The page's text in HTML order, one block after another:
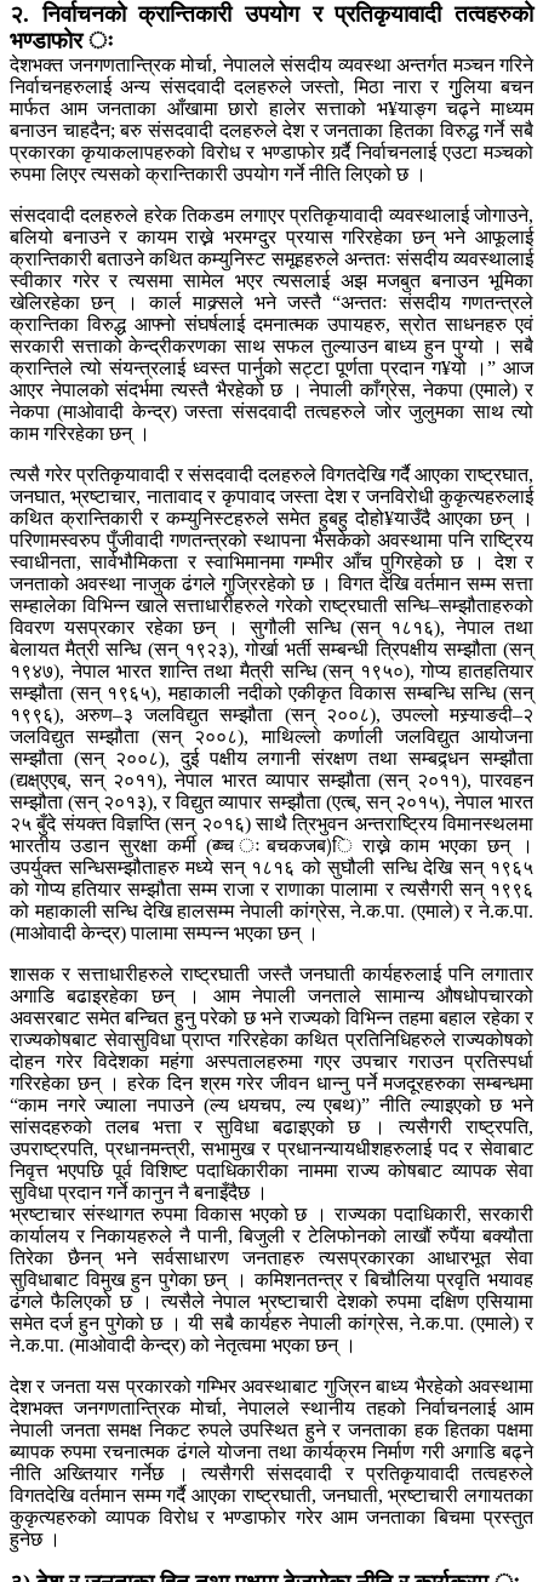
२. निर्वाचनको क्रान्तिकारी उपयोग र प्रतिकृयावादी तत्वहरुको
भण्डाफोर ः
देशभक्त जनगणतान्त्रिक मोर्चा, नेपालले संसदीय व्यवस्था अन्तर्गत मञ्चन गरिने
निर्वाचनहरुलाई अन्य संसदवादी दलहरुले जस्तो, मिठा नारा र गुुलिया बचन
मार्फत आम जनताका आँखामा छारो हालेर सत्ताको भ¥याङ्ग चढ्ने माध्यम
बनाउन चाहदैन; बरु संसदवादी दलहरुले देश र जनताका हितका विरुद्ध गर्ने सबै
प्रकारका कृयाकलापहरुको विरोध र भण्डाफोर गर्र्दै निर्वाचनलाई एउटा मञ्चको
रुपमा लिएर त्यसको क्रान्तिकारी उपयोग गर्ने नीति लिएको छ ।
संसदवादी दलहरुले हरेक तिकडम लगाएर प्रतिकृयावादी व्यवस्थालाई जोगाउने,
बलियो बनाउने र कायम राख्ने भरमग्दुर प्रयास गरिरहेका छन् भने आफूलाई
क्रान्तिकारी बताउने कथित कम्युनिस्ट समूहहरुले अन्ततः संसदीय व्यवस्थालाई
स्वीकार गरेर र त्यसमा सामेल भएर त्यसलाई अझ मजबुत बनाउन भूमिका
खेलिरहेका छन् । कार्ल माक्र्सले भने जस्तै “अन्ततः संसदीय गणतन्त्रले
क्रान्तिका विरुद्ध आफ्नो संघर्षलाई दमनात्मक उपायहरु, स्रोत साधनहरु एवं
सरकारी सत्ताको केन्द्रीकरणका साथ सफल तुल्याउन बाध्य हुन पुग्यो । सबै
क्रान्तिले त्यो संयन्त्रलाई ध्वस्त पार्नुको सट्टा पूर्णता प्रदान ग¥यो ।” आज
आएर नेपालको संदर्भमा त्यस्तै भैरहेको छ । नेपाली काँग्रेस, नेकपा (एमाले) र
नेकपा (माओवादी केन्द्र) जस्ता संसदवादी तत्वहरुले जोर जुलुमका साथ त्यो
काम गरिरहेका छन् ।
त्यसै गरेर प्रतिकृयावादी र संसदवादी दलहरुले विगतदेखि गर्दै आएका राष्ट्रघात,
जनघात, भ्रष्टाचार, नातावाद र कृपावाद जस्ता देश र जनविरोधी कुकृत्यहरुलाई
कथित क्रान्तिकारी र कम्युनिस्टहरुले समेत हुबहु दोेहो¥याउँदै आएका छन् ।
परिणामस्वरुप पुँजीवादी गणतन्त्रको स्थापना भैसकेको अवस्थामा पनि राष्ट्रिय
स्वाधीनता, सार्वभौमिकता र स्वाभिमानमा गम्भीर आँच पुगिरहेको छ । देश र
जनताको अवस्था नाजुक ढंगले गुज्रिरहेको छ । विगत देखि वर्तमान सम्म सत्ता
सम्हालेका विभिन्न खाले सत्ताधारीहरुले गरेको राष्ट्रघाती सन्धि–सम्झौताहरुको
विवरण यसप्रकार रहेका छन् । सुगौली सन्धि (सन् १८१६), नेपाल तथा
बेलायत मैत्री सन्धि (सन् १९२३), गोर्खा भर्ती सम्बन्धी त्रिपक्षीय सम्झौता (सन्
१९४७), नेपाल भारत शान्ति तथा मैत्री सन्धि (सन् १९५०), गोप्य हातहतियार
सम्झौता (सन् १९६५), महाकाली नदीको एकीकृत विकास सम्बन्धि सन्धि (सन्
१९९६), अरुण–३ जलविद्युत सम्झौता (सन् २००८), उपल्लो मस्र्याङदी–२
जलविद्युत सम्झौता (सन् २००८), माथिल्लो कर्णाली जलविद्युत आयोजना
सम्झौता (सन् २००८), दुई पक्षीय लगानी संरक्षण तथा सम्बद्र्धन सम्झौता
(द्यक्ष्एएब्, सन् २०११), नेपाल भारत व्यापार सम्झौता (सन् २०११), पारवहन
सम्झौता (सन् २०१३), र विद्युत व्यापार सम्झौता (एत्ब्, सन् २०१५), नेपाल भारत
२५ बुँदे संयक्त विज्ञप्ति (सन् २०१६) साथै त्रिभुवन अन्तराष्ट्रिय विमानस्थलमा
भारतीय उडान सुरक्षा कर्मी (ब्ष्च ःबचकजब)ि राख्ने काम भएका छन् ।
उपर्युक्त सन्धिसम्झौताहरु मध्ये सन् १८१६ को सुघौली सन्धि देखि सन् १९६५
को गोप्य हतियार सम्झौता सम्म राजा र राणाका पालामा र त्यसैगरी सन् १९९६
को महाकाली सन्धि देखि हालसम्म नेपाली कांग्रेस, ने.क.पा. (एमाले) र ने.क.पा.
(माओवादी केन्द्र) पालामा सम्पन्न भएका छन् ।
शासक र सत्ताधारीहरुले राष्ट्रघाती जस्तै जनघाती कार्यहरुलाई पनि लगातार
अगाडि बढाइरहेका छन् । आम नेपाली जनताले सामान्य औषधोपचारको
अवसरबाट समेत बन्चित हुनु परेको छ भने राज्यको विभिन्न तहमा बहाल रहेका र
राज्यकोषबाट सेवासुविधा प्राप्त गरिरहेका कथित प्रतिनिधिहरुले राज्यकोषको
दोहन गरेर विदेशका महंगा अस्पतालहरुमा गएर उपचार गराउन प्रतिस्पर्धा
गरिरहेका छन् । हरेक दिन श्रम गरेर जीवन धान्नु पर्ने मजदूरहरुका सम्बन्धमा
“काम नगरे ज्याला नपाउने (ल्य धयचप, ल्य एबथ)” नीति ल्याइएको छ भने
सांसदहरुको तलब भत्ता र सुविधा बढाइएको छ । त्यसैगरी राष्ट्रपति,
उपराष्ट्रपति, प्रधानमन्त्री, सभामुख र प्रधानन्यायधीशहरुलाई पद र सेवाबाट
निवृत्त भएपछि पूर्व विशिष्ट पदाधिकारीका नाममा राज्य कोषबाट व्यापक सेवा
सुविधा प्रदान गर्ने कानुन नै बनाइँदैछ ।
भ्रष्टाचार संस्थागत रुपमा विकास भएको छ । राज्यका पदाधिकारी, सरकारी
कार्यालय र निकायहरुले नै पानी, बिजुली र टेलिफोनको लाखौं रुपैंया बक्यौता
तिरेका छैनन् भने सर्वसाधारण जनताहरु त्यसप्रकारका आधारभूत सेवा
सुविधाबाट विमुख हुन पुगेका छन् । कमिशनतन्त्र र बिचौलिया प्रवृति भयावह
ढंगले फैलिएको छ । त्यसैले नेपाल भ्रष्टाचारी देशको रुपमा दक्षिण एसियामा
समेत दर्ज हुन पुगेको छ । यी सबै कार्यहरु नेपाली कांग्रेस, ने.क.पा. (एमाले) र
ने.क.पा. (माओवादी केन्द्र) को नेतृत्वमा भएका छन् ।
देश र जनता यस प्रकारको गम्भिर अवस्थाबाट गुज्रिन बाध्य भैरहेको अवस्थामा
देशभक्त जनगणतान्त्रिक मोर्चा, नेपालले स्थानीय तहको निर्वाचनलाई आम
नेपाली जनता समक्ष निकट रुपले उपस्थित हुने र जनताका हक हितका पक्षमा
ब्यापक रुपमा रचनात्मक ढंगले योजना तथा कार्यक्रम निर्माण गरी अगाडि बढ्ने
नीति अख्तियार गर्नेछ । त्यसैगरी संसदवादी र प्रतिकृयावादी तत्वहरुले
विगतदेखि वर्तमान सम्म गर्दै आएका राष्ट्रघाती, जनघाती, भ्रष्टाचारी लगायतका
कुकृत्यहरुको व्यापक विरोध र भण्डाफोर गरेर आम जनताका बिचमा प्रस्तुत
हुनेछ ।